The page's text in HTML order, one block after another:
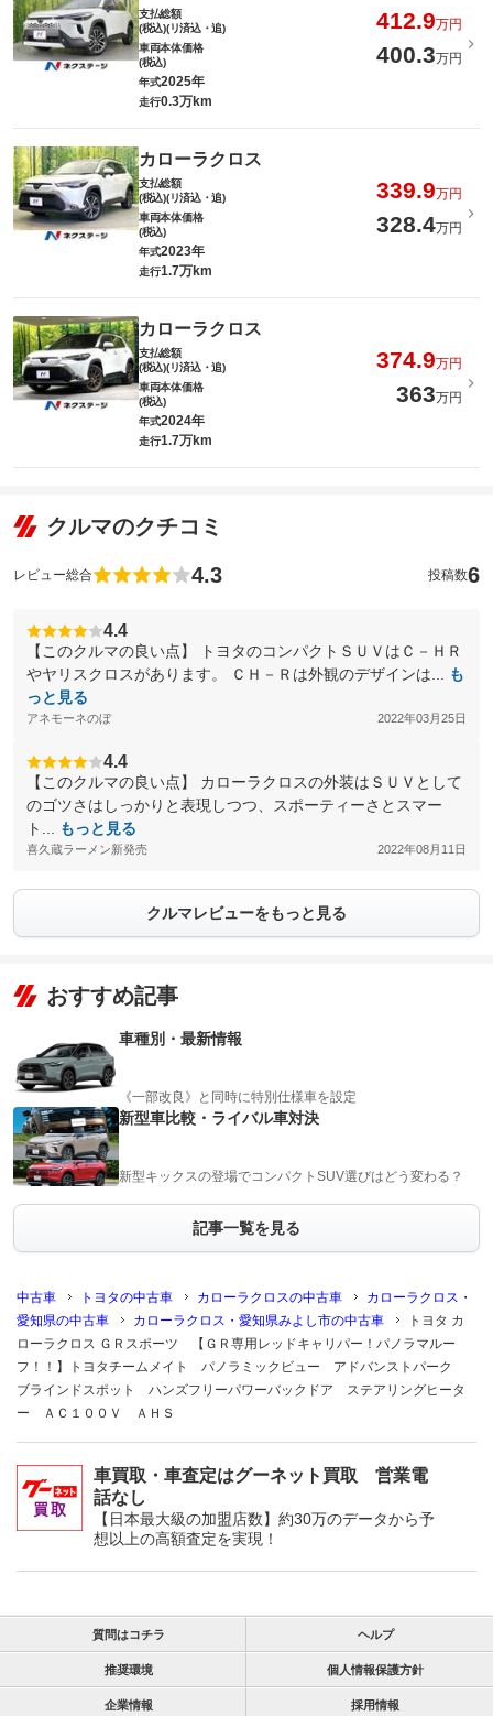
支払総額
(税込)(リ済込・追)
412.9万円
車両本体価格
(税込)
400.3万円
年式2025年
走行0.3万km
カローラクロス
支払総額
(税込)(リ済込・追)
339.9万円
車両本体価格
(税込)
328.4万円
年式2023年
走行1.7万km
カローラクロス
支払総額
(税込)(リ済込・追)
374.9万円
車両本体価格
(税込)
363万円
年式2024年
走行1.7万km
クルマのクチコミ
レビュー総合 4.3 投稿数6
4.4
【このクルマの良い点】 トヨタのコンパクトＳＵＶはＣ－ＨＲ
やヤリスクロスがあります。 ＣＨ－Ｒは外観のデザインは...
も
っと見る
アネモーネのぼ 2022年03月25日
4.4
【このクルマの良い点】 カローラクロスの外装はＳＵＶとして
のゴツさはしっかりと表現しつつ、スポーティーさとスマー
ト...
もっと見る
喜久蔵ラーメン新発売 2022年08月11日
クルマレビューをもっと見る
おすすめ記事
車種別・最新情報
《一部改良》と同時に特別仕様車を設定
新型車比較・ライバル車対決
新型キックスの登場でコンパクトSUV選びはどう変わる？
記事一覧を見る
中古車 トヨタの中古車 カローラクロスの中古車
カローラクロス・
愛知県の中古車
カローラクロス・愛知県みよし市の中古車
トヨタ カ
ローラクロス ＧＲスポーツ 【ＧＲ専用レッドキャリパー！パノラマルー
フ！！】トヨタチームメイト パノラミックビュー アドバンストパーク
ブラインドスポット ハンズフリーパワーバックドア ステアリングヒータ
ー ＡＣ１００Ｖ ＡＨＳ
車買取・車査定はグーネット買取 営業電
話なし
【日本最大級の加盟店数】約30万のデータから予
想以上の高額査定を実現！
質問はコチラ ヘルプ
推奨環境 個人情報保護方針
企業情報 採用情報